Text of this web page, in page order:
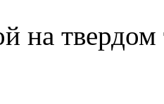
на твердом